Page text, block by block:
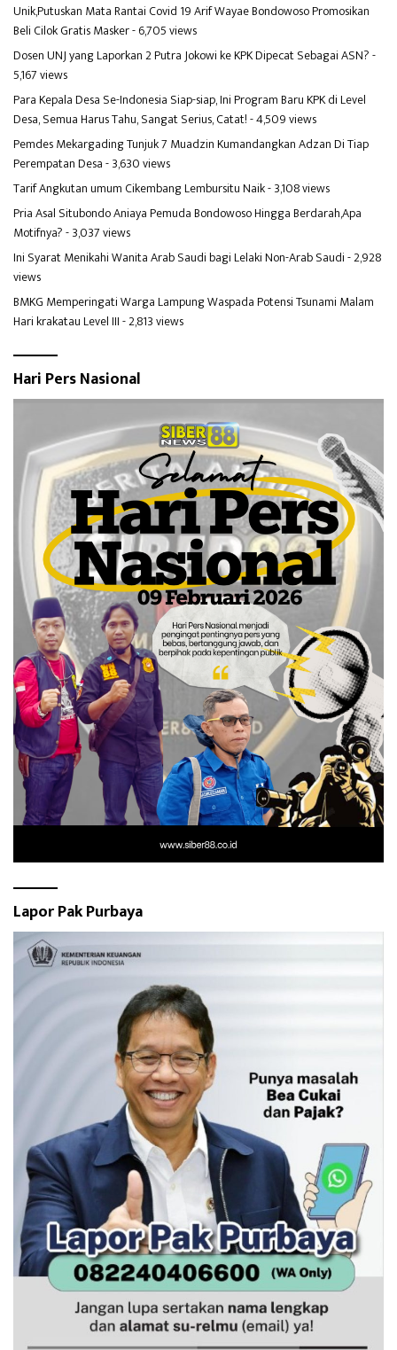
Unik,Putuskan Mata Rantai Covid 19 Arif Wayae Bondowoso Promosikan
Beli Cilok Gratis Masker- 6,705 views
Dosen UNJ yang Laporkan 2 Putra Jokowi ke KPK Dipecat Sebagai ASN?-
5,167 views
Para Kepala Desa Se-Indonesia Siap-siap, Ini Program Baru KPK di Level
Desa, Semua Harus Tahu, Sangat Serius, Catat!- 4,509 views
Pemdes Mekargading Tunjuk 7 Muadzin Kumandangkan Adzan Di Tiap
Perempatan Desa- 3,630 views
Tarif Angkutan umum Cikembang Lembursitu Naik- 3,108 views
Pria Asal Situbondo Aniaya Pemuda Bondowoso Hingga Berdarah,Apa
Motifnya?- 3,037 views
Ini Syarat Menikahi Wanita Arab Saudi bagi Lelaki Non-Arab Saudi- 2,928
views
BMKG Memperingati Warga Lampung Waspada Potensi Tsunami Malam
Hari krakatau Level III- 2,813 views
Hari Pers Nasional
Lapor Pak Purbaya